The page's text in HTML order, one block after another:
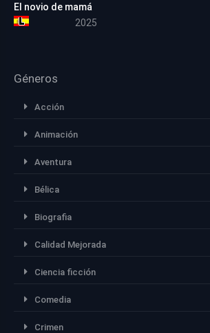
El novio de mamá
2025
Géneros
Acción
Animación
Aventura
Bélica
Biografia
Calidad Mejorada
Ciencia ficción
Comedia
Crimen